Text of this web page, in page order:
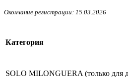
Окончание регистрации: 15.03.2026
Категория
SOLO MILONGUERA (только для